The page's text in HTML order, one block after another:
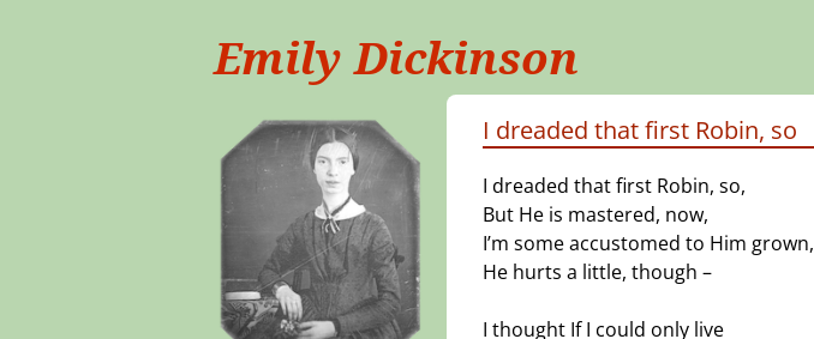
Emily Dickinson
I dreaded that first Robin, so
I dreaded that first Robin, so,
But He is mastered, now,
I’m some accustomed to Him grown,
He hurts a little, though –
I thought If I could only live